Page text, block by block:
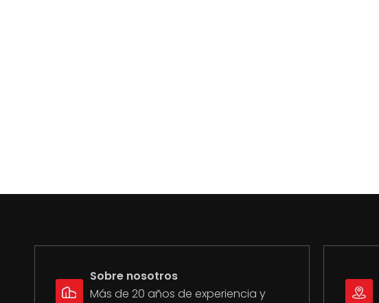
Sobre nosotros
Más de 20 años de experiencia y